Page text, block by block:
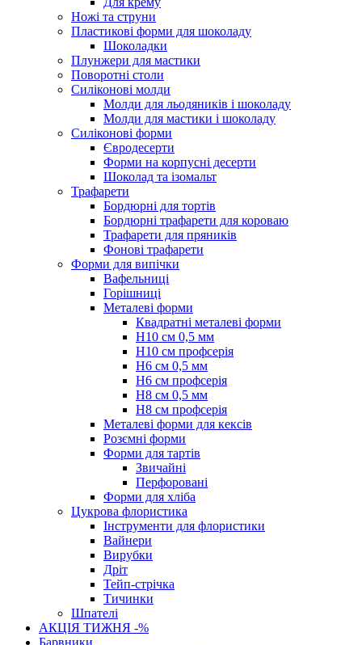
Ножі та струни
Пластикові форми для шоколаду
Шоколадки
Плунжери для мастики
Поворотні столи
Силіконові молди
Молди для льодяників і шоколаду
Молди для мастики і шоколаду
Силіконові форми
Євродесерти
Форми на корпусні десерти
Шоколад та ізомальт
Трафарети
Бордюрні для тортів
Бордюрні трафарети для короваю
Трафарети для пряників
Фонові трафарети
Форми для випічки
Вафельниці
Горішниці
Металеві форми
Квадратні металеві форми
Н10 см 0,5 мм
Н10 см профсерія
Н6 см 0,5 мм
Н6 см профсерія
Н8 см 0,5 мм
Н8 см профсерія
Металеві форми для кексів
Розємні форми
Форми для тартів
Звичайні
Перфоровані
Форми для хліба
Цукрова флористика
Інструменти для флористики
Вайнери
Вирубки
Дріт
Тейп-стрічка
Тичинки
Шпателі
АКЦІЯ ТИЖНЯ -%
Барвники